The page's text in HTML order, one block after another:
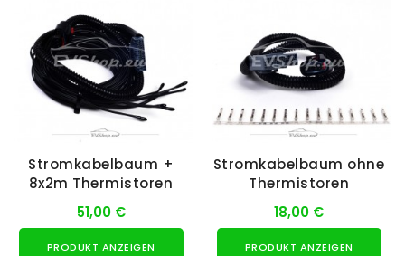
Stromkabelbaum +
8x2m Thermistoren
51,00 €
PRODUKT ANZEIGEN
Stromkabelbaum ohne
Thermistoren
18,00 €
PRODUKT ANZEIGEN